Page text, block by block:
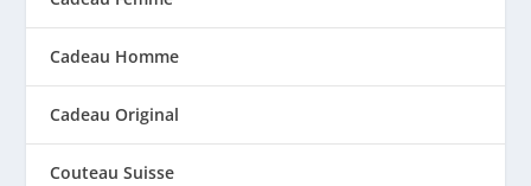
Cadeau Homme
Cadeau Original
Couteau Suisse